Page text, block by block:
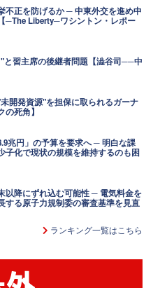
不正を防げるか ─ 中東外交を進め中
─The Liberty─ワシントン・レポー
と習主席の後継者問題【澁谷司──中
開発資源"を担保に取られるガーナ
死角】
兆円」の予算を要求へ ─ 明白な課
子化で現状の規模を維持するのも困
以降にずれ込む可能性 ─ 電気料金を
する原子力規制委の審査基準を見直
ランキング一覧はこちら